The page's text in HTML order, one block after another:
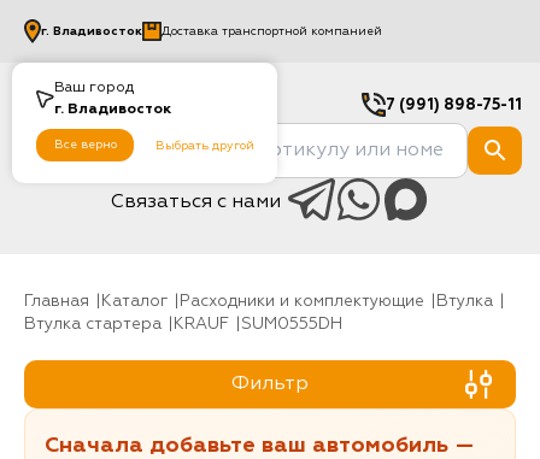
Ваш город
г. Владивосток
Все верно Выбрать другой
г. Владивосток Доставка транспортной компанией
7 (991) 898-75-11
Связаться с нами
Главная Каталог Расходники и комплектующие
Втулка
Втулка стартера
KRAUF SUM0555DH
Фильтр
Сначала добавьте ваш автомобиль —